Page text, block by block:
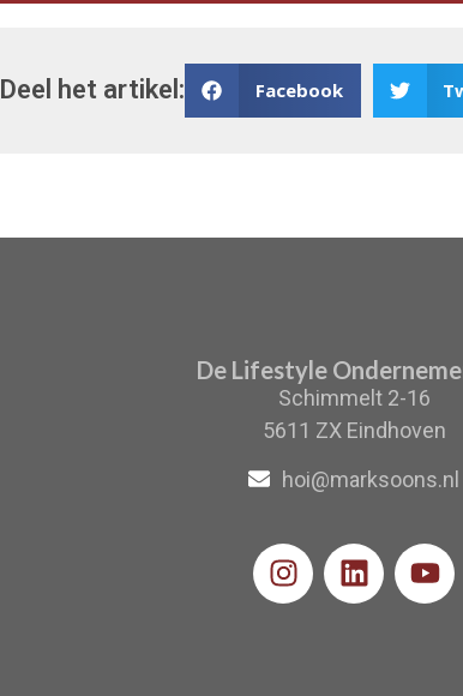
Deel het artikel: Facebook
De Lifestyle
Schimmelt 2-16
5611 ZX Eindhoven
hoi@marksoons.nl